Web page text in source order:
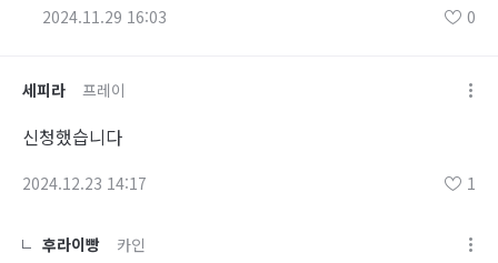
2024.11.29 16:03 0
세피라 프레이
신청했습니다
2024.12.23 14:17 1
후라이빵 카인